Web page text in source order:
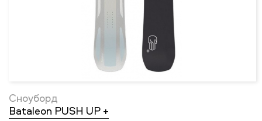
Сноуборд
Bataleon PUSH UP +